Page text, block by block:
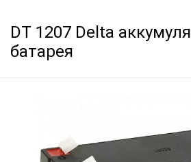
DT 1207 Delta
батарея